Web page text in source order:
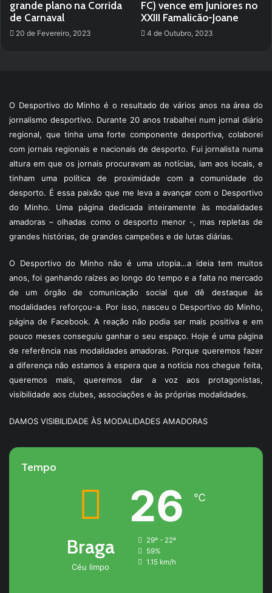
grande plano na Corrida
de Carnaval
20 de Fevereiro, 2023
FC) vence em Juniores no
XXIII Famalicão-Joane
4 de Outubro, 2023
O Desportivo do Minho é o resultado de vários anos na área do
jornalismo desportivo. Durante 20 anos trabalhei num jornal diário
regional, que tinha uma forte componente desportiva, colaborei
com jornais regionais e nacionais de desporto. Fui jornalista numa
altura em que os jornais procuravam as notícias, iam aos locais, e
tinham uma política de proximidade com a comunidade do
desporto. É essa paixão que me leva a avançar com o Desportivo
do Minho. Uma página dedicada inteiramente às modalidades
amadoras – olhadas como o desporto menor -, mas repletas de
grandes histórias, de grandes campeões e de lutas diárias.
O Desportivo do Minho não é uma utopia…a ideia tem muitos
anos, foi ganhando raízes ao longo do tempo e a falta no mercado
de um órgão de comunicação social que dê destaque às
modalidades reforçou-a. Por isso, nasceu o Desportivo do Minho,
página de Facebook. A reação não podia ser mais positiva e em
pouco meses conseguiu ganhar o seu espaço. Hoje é uma página
de referência nas modalidades amadoras. Porque queremos fazer
a diferença não estamos à espera que a notícia nos chegue feita,
queremos mais, queremos dar a voz aos protagonistas,
visibilidade aos clubes, associações e às próprias modalidades.
DAMOS VISIBILIDADE ÀS MODALIDADES AMADORAS
Tempo
Braga
Céu limpo
26 ℃
29º - 22º
59%
1.15 km/h